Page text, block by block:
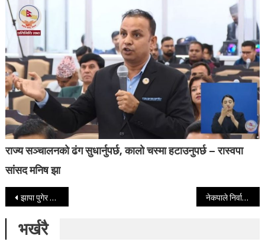
राज्य सञ्चालनको ढंग सुधार्नुपर्छ, कालो चस्मा हटाउनुपर्छ – रास्वपा
सांसद मनिष झा
Post navigation
झापा पुगेर ओलीले भने : चुनाव भए भाग लिन्छौं, वातावरण अझै बनेजस्तो लाग्या छैन नेकपाले निर्वाचन आयोगमा पेस गर्‍यो घोषणापत्र
भर्खरै